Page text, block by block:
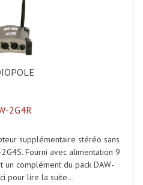
SC150
SD250
Steel Acier
Monotube
Carrée 290
2G4R
supplémentaire stéréo sans
Fourni avec alimentation 9
un complément du pack DAW-
pour lire la suite...